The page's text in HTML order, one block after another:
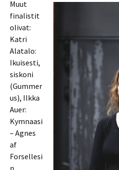
Muut
finalistit
olivat:
Katri
Alatalo:
Ikuisesti,
siskoni
(Gummer
us), Ilkka
Auer:
Kymnaasi
– Agnes
af
Forsellesi
n